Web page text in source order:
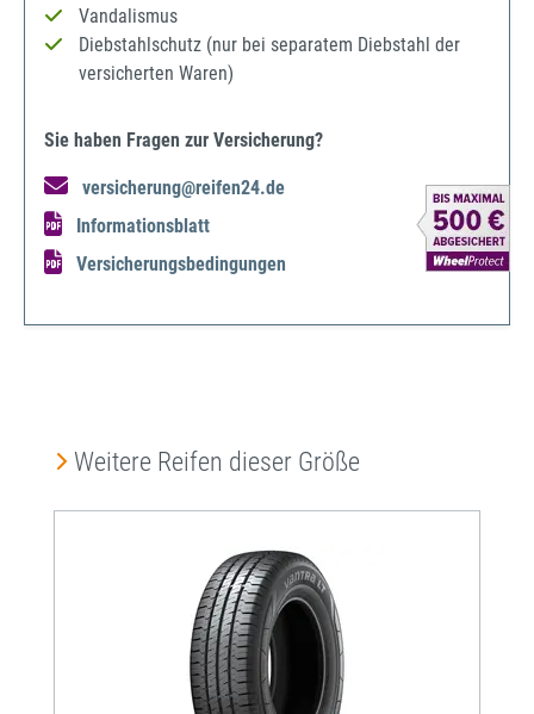
Vandalismus
Diebstahlschutz (nur bei separatem Diebstahl der
versicherten Waren)
Sie haben Fragen zur Versicherung?
versicherung@reifen24.de
Informationsblatt
Versicherungsbedingungen
Produktgalerie überspringen
Weitere Reifen dieser Größe